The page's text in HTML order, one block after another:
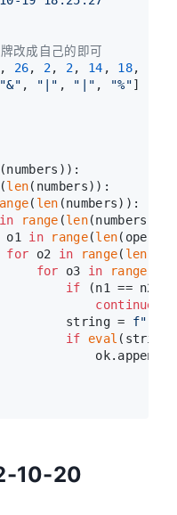
改成自己的即可
, 26, 2, 2, 14 , 18,
"&" , "|" , "|" , "%"]
(numbers)):
(len(numbers)):
( len (numbers)):
in range (len(numbers)):
o1 in range(len
for o2 in range( len
for o3 in range
if (n1 == n2
continue
string =
f"(((
if
eval
10-20